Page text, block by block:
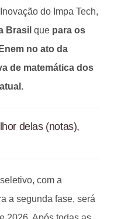
do Impa Tech,
Brasil que para os
no ato da
de matemática dos
delas (notas),
com a
a segunda fase, será